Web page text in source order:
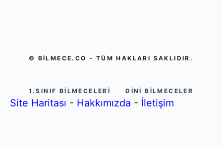
© BILMECE.CO - TÜM HAKLARI SAKLIDIR.
1.SINIF BILMECELERI DINI BILMECELER
Site Haritası - Hakkımızda - İletişim